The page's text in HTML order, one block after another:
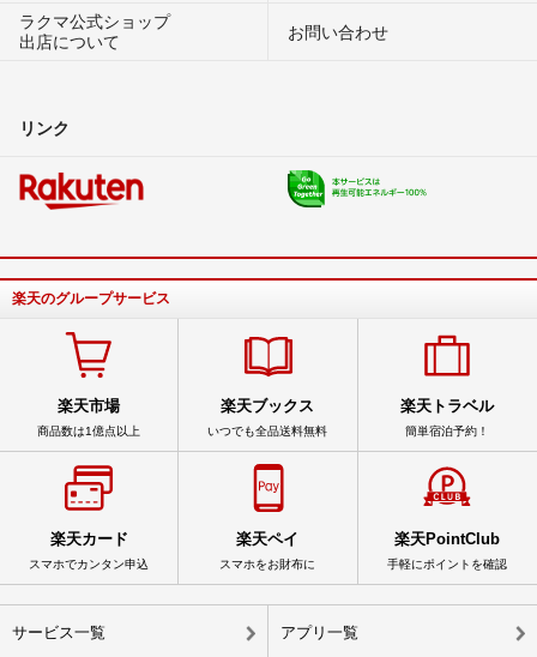
ラクマ公式ショップ
出店について
お問い合わせ
リンク
楽天のグループサービス
楽天市場
商品数は1億点以上
楽天ブックス
いつでも全品送料無料
楽天トラベル
簡単宿泊予約！
楽天カード
スマホでカンタン申込
楽天ペイ
スマホをお財布に
楽天PointClub
手軽にポイントを確認
サービス一覧 アプリ一覧